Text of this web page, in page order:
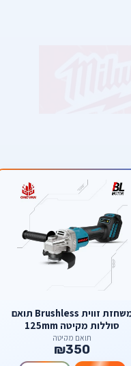
משחזת זווית Brushless תואם
סוללות מקיטה 125mm
תואם מקיטה
₪350